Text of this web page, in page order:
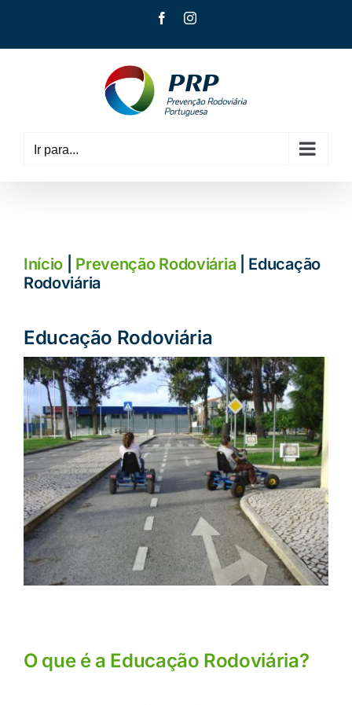
content
FacebookInstagram
Ir para...
Início Prevenção Rodoviária| Educação
Rodoviária
Educação Rodoviária
O que é a Educação Rodoviária?